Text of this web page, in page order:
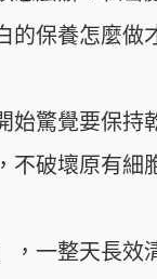
保養怎麼做
驚覺要保持
破壞原有細
一整天長效